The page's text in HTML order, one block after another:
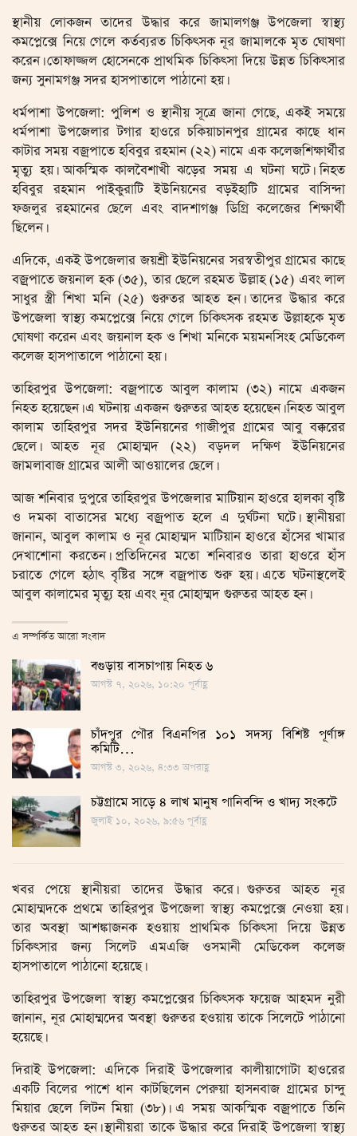
স্থানীয় লোকজন তাদের উদ্ধার করে জামালগঞ্জ উপজেলা স্বাস্থ্য
কমপ্লেক্সে নিয়ে গেলে কর্তব্যরত চিকিৎসক নূর জামালকে মৃত ঘোষণা
করেন। তোফাজ্জল হোসেনকে প্রাথমিক চিকিৎসা দিয়ে উন্নত চিকিৎসার
জন্য সুনামগঞ্জ সদর হাসপাতালে পাঠানো হয়।
ধর্মপাশা উপজেলা: পুলিশ ও স্থানীয় সূত্রে জানা গেছে, একই সময়ে
ধর্মপাশা উপজেলার টগার হাওরে চকিয়াচানপুর গ্রামের কাছে ধান
কাটার সময় বজ্রপাতে হবিবুর রহমান (২২) নামে এক কলেজশিক্ষার্থীর
মৃত্যু হয়। আকস্মিক কালবৈশাখী ঝড়ের সময় এ ঘটনা ঘটে। নিহত
হবিবুর রহমান পাইকুরাটি ইউনিয়নের বড়ইহাটি গ্রামের বাসিন্দা
ফজলুর রহমানের ছেলে এবং বাদশাগঞ্জ ডিগ্রি কলেজের শিক্ষার্থী
ছিলেন।
এদিকে, একই উপজেলার জয়শ্রী ইউনিয়নের সরস্বতীপুর গ্রামের কাছে
বজ্রপাতে জয়নাল হক (৩৫), তার ছেলে রহমত উল্লাহ (১৫) এবং লাল
সাধুর স্ত্রী শিখা মনি (২৫) গুরুতর আহত হন। তাদের উদ্ধার করে
উপজেলা স্বাস্থ্য কমপ্লেক্সে নিয়ে গেলে চিকিৎসক রহমত উল্লাহকে মৃত
ঘোষণা করেন এবং জয়নাল হক ও শিখা মনিকে ময়মনসিংহ মেডিকেল
কলেজ হাসপাতালে পাঠানো হয়।
তাহিরপুর উপজেলা: বজ্রপাতে আবুল কালাম (৩২) নামে একজন
নিহত হয়েছেন। এ ঘটনায় একজন গুরুতর আহত হয়েছেন। নিহত আবুল
কালাম তাহিরপুর সদর ইউনিয়নের গাজীপুর গ্রামের আবু বক্করের
ছেলে। আহত নূর মোহাম্মদ (২২) বড়দল দক্ষিণ ইউনিয়নের
জামলাবাজ গ্রামের আলী আওয়ালের ছেলে।
আজ শনিবার দুপুরে তাহিরপুর উপজেলার মাটিয়ান হাওরে হালকা বৃষ্টি
ও দমকা বাতাসের মধ্যে বজ্রপাত হলে এ দুর্ঘটনা ঘটে। স্থানীয়রা
জানান, আবুল কালাম ও নূর মোহাম্মদ মাটিয়ান হাওরে হাঁসের খামার
দেখাশোনা করতেন। প্রতিদিনের মতো শনিবারও তারা হাওরে হাঁস
চরাতে গেলে হঠাৎ বৃষ্টির সঙ্গে বজ্রপাত শুরু হয়। এতে ঘটনাস্থলেই
আবুল কালামের মৃত্যু হয় এবং নূর মোহাম্মদ গুরুতর আহত হন।
এ সম্পর্কিত আরো সংবাদ
বগুড়ায় বাসচাপায় নিহত ৬
আগস্ট ৭, ২০২৬, ১০:২০ পূর্বাহ্ণ
চাঁদপুর পৌর বিএনপির ১০১ সদস্য বিশিষ্ট পূর্ণাঙ্গ
কমিটি…
আগস্ট ৩, ২০২৬, ৪:৩৩ অপরাহ্ণ
চট্টগ্রামে সাড়ে ৪ লাখ মানুষ পানিবন্দি ও খাদ্য সংকটে
জুলাই ১০, ২০২৬, ৯:৫৬ পূর্বাহ্ণ
খবর পেয়ে স্থানীয়রা তাদের উদ্ধার করে। গুরুতর আহত নূর
মোহাম্মদকে প্রথমে তাহিরপুর উপজেলা স্বাস্থ্য কমপ্লেক্সে নেওয়া হয়।
তার অবস্থা আশঙ্কাজনক হওয়ায় প্রাথমিক চিকিৎসা দিয়ে উন্নত
চিকিৎসার জন্য সিলেট এমএজি ওসমানী মেডিকেল কলেজ
হাসপাতালে পাঠানো হয়েছে।
তাহিরপুর উপজেলা স্বাস্থ্য কমপ্লেক্সের চিকিৎসক ফয়েজ আহমদ নুরী
জানান, নূর মোহাম্মদের অবস্থা গুরুতর হওয়ায় তাকে সিলেটে পাঠানো
হয়েছে।
দিরাই উপজেলা: এদিকে দিরাই উপজেলার কালীয়াগোটা হাওরের
একটি বিলের পাশে ধান কাটছিলেন পেরুয়া হাসনবাজ গ্রামের চান্দু
মিয়ার ছেলে লিটন মিয়া (৩৮)। এ সময় আকস্মিক বজ্রপাতে তিনি
গুরুতর আহত হন। স্থানীয়রা তাকে উদ্ধার করে দিরাই উপজেলা স্বাস্থ্য